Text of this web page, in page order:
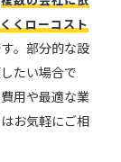
くローコスト
。部分的な設
たい場合で
用や最適な業
お気軽にご相